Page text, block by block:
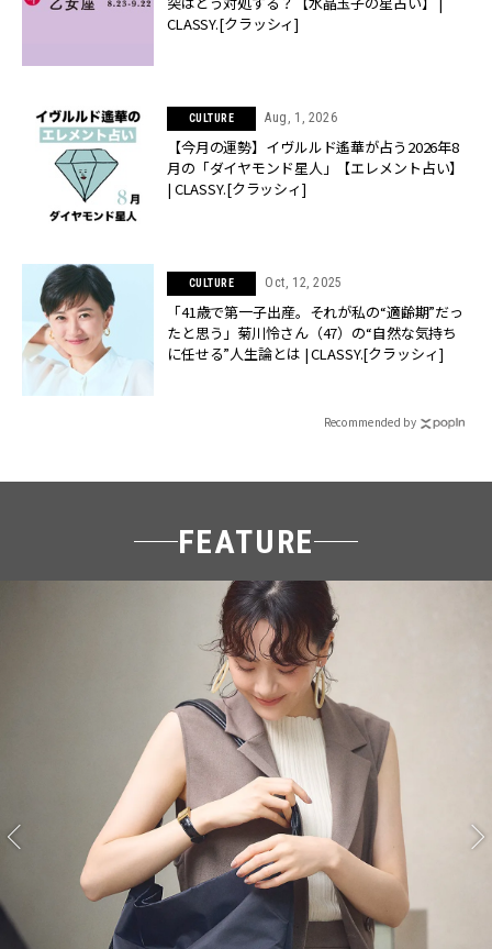
CLASSY.[クラッシィ]
CULTURE Aug, 1, 2026
【今月の運勢】イヴルルド遙華が占う2026年8
月の「ダイヤモンド星人」【エレメント占い】
| CLASSY.[クラッシィ]
CULTURE Oct, 12, 2025
「41歳で第一子出産。それが私の“適齢期”だっ
たと思う」菊川怜さん（47）の“自然な気持ち
に任せる”人生論とは | CLASSY.[クラッシィ]
Recommended by
FEATURE